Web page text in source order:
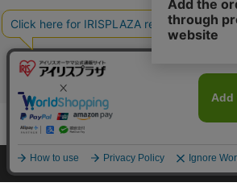
HOME 探す ログイン